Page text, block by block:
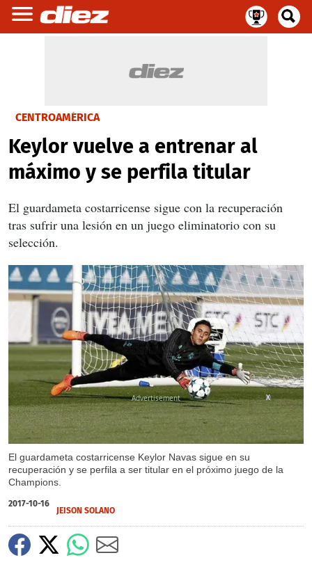
CENTROAMÉRICA
Keylor vuelve a entrenar al
máximo y se perfila titular
El guardameta costarricense sigue con la recuperación
tras sufrir una lesión en un juego eliminatorio con su
selección.
El guardameta costarricense Keylor Navas sigue en su
recuperación y se perfila a ser titular en el próximo juego de la
Champions.
X
2017-10-16
JEISON SOLANO